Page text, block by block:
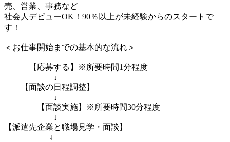
売、営業、事務など
社会人デビューOK！90％以上が未経験からのスタートで
す！
＜お仕事開始までの基本的な流れ＞
【応募する】※所要時間1分程度
↓
【面談の日程調整】
↓
【面談実施】※所要時間30分程度
↓
【派遣先企業と職場見学・面談】
↓